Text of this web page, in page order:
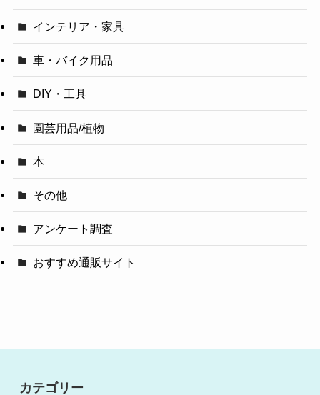
インテリア・家具
車・バイク用品
DIY・工具
園芸用品/植物
本
その他
アンケート調査
おすすめ通販サイト
カテゴリー